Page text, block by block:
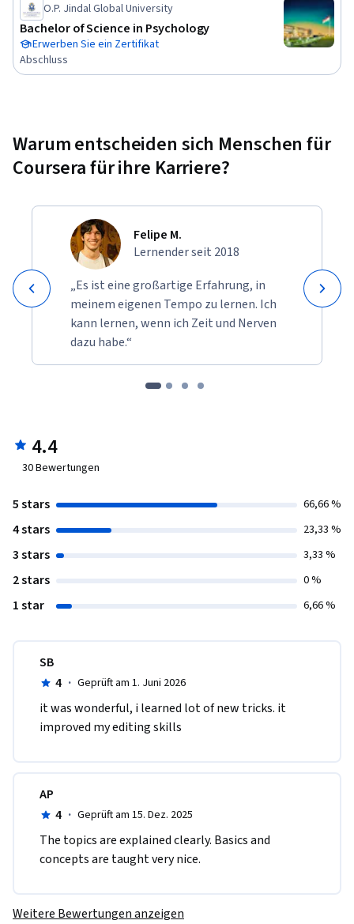
videography approachable and practical, helping learners
gain the skills and confidence to create professional-quality
content.
O.P. Jindal Global University
Bachelor of Science in Psychology
Erwerben Sie ein Zertifikat
Abschluss
Warum entscheiden sich Menschen für
Coursera für ihre Karriere?
Felipe M.
Lernender seit 2018
„Es ist eine großartige Erfahrung, in
meinem eigenen Tempo zu lernen. Ich
kann lernen, wenn ich Zeit und Nerven
dazu habe.“
4.4
30Bewertungen
5 stars 66,66 %
4 stars 23,33 %
3 stars 3,33 %
2 stars 0 %
1 star 6,66 %
SB
4 · Geprüft am 1. Juni 2026
it was wonderful, i learned lot of new tricks. it
improved my editing skills
AP
4 · Geprüft am 15. Dez. 2025
The topics are explained clearly. Basics and
concepts are taught very nice.
Weitere Bewertungen anzeigen